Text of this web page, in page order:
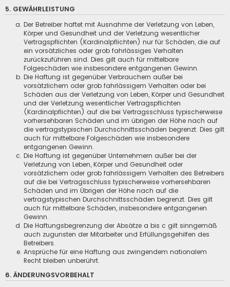
5. GEWÄHRLEISTUNG
Der Betreiber haftet mit Ausnahme der Verletzung von Leben,
Körper und Gesundheit und der Verletzung wesentlicher
Vertragspflichten (Kardinalpflichten) nur für Schäden, die auf
ein vorsätzliches oder grob fahrlässiges Verhalten
zurückzuführen sind. Dies gilt auch für mittelbare
Folgeschäden wie insbesondere entgangenen Gewinn.
Die Haftung ist gegenüber Verbrauchern außer bei
vorsätzlichem oder grob fahrlässigem Verhalten oder bei
Schäden aus der Verletzung von Leben, Körper und Gesundheit
und der Verletzung wesentlicher Vertragspflichten
(Kardinalpflichten) auf die bei Vertragsschluss typischerweise
vorhersehbaren Schäden und im übrigen der Höhe nach auf
die vertragstypischen Durchschnittsschäden begrenzt. Dies gilt
auch für mittelbare Folgeschäden wie insbesondere
entgangenen Gewinn.
Die Haftung ist gegenüber Unternehmern außer bei der
Verletzung von Leben, Körper und Gesundheit oder
vorsätzlichem oder grob fahrlässigem Verhalten des Betreibers
auf die bei Vertragsschluss typischerweise vorhersehbaren
Schäden und im Übrigen der Höhe nach auf die
vertragstypischen Durchschnittsschäden begrenzt. Dies gilt
auch für mittelbare Schäden, insbesondere entgangenen
Gewinn.
Die Haftungsbegrenzung der Absätze a bis c gilt sinngemäß
auch zugunsten der Mitarbeiter und Erfüllungsgehilfen des
Betreibers.
Ansprüche für eine Haftung aus zwingendem nationalem
Recht bleiben unberührt.
6. ÄNDERUNGSVORBEHALT